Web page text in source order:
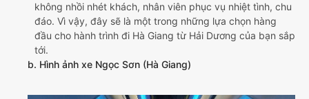
không nhồi nhét khách, nhân viên phục vụ nhiệt tình, chu
đáo. Vì vậy, đây sẽ là một trong những lựa chọn hàng
đầu cho hành trình đi Hà Giang từ Hải Dương của bạn sắp
tới.
b. Hình ảnh xe Ngọc Sơn (Hà Giang)